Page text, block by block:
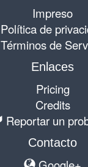
Impreso
Política de
Términos de
Enlaces
Pricing
Credits
Reportar un
Contacto